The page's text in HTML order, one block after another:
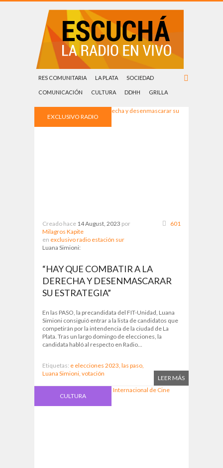
RES COMUNITARIA LA PLATA SOCIEDAD
COMUNICACIÓN CULTURA DDHH GRILLA
EXCLUSIVO RADIO
Creado hace 14 August, 2023 por
Milagros Kapite
en exclusivo radio estación sur
601
Luana Simioni:
“HAY QUE COMBATIR A LA
DERECHA Y DESENMASCARAR
SU ESTRATEGIA”
En las PASO, la precandidata del FIT-Unidad, Luana
Simioni consiguió entrar a la lista de candidatos que
competirán por la intendencia de la ciudad de La
Plata. Tras un largo domingo de elecciones, la
candidata habló al respecto en Radio...
LEER MÁS
Etiquetas: e elecciones 2023, las paso,
Luana Simioni, votación
CULTURA